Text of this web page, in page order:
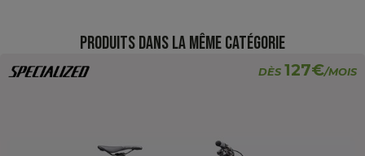
PRODUITS DANS LA MÊME CATÉGORIE
DÈS 127€/MOIS